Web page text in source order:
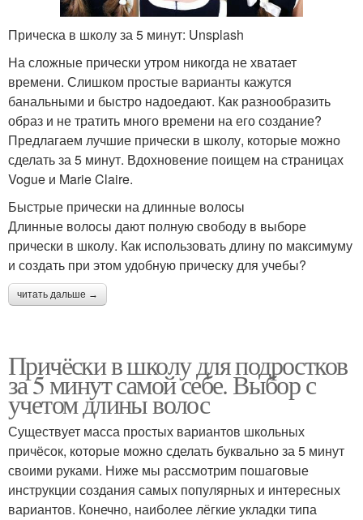
Прическа в школу за 5 минут: Unsplash
На сложные прически утром никогда не хватает
времени. Слишком простые варианты кажутся
банальными и быстро надоедают. Как разнообразить
образ и не тратить много времени на его создание?
Предлагаем лучшие прически в школу, которые можно
сделать за 5 минут. Вдохновение поищем на страницах
Vogue и Marie Claire.
Быстрые прически на длинные волосы
Длинные волосы дают полную свободу в выборе
прически в школу. Как использовать длину по максимуму
и создать при этом удобную прическу для учебы?
читать дальше →
Причёски в школу для подростков
за 5 минут самой себе. Выбор с
учетом длины волос
Существует масса простых вариантов школьных
причёсок, которые можно сделать буквально за 5 минут
своими руками. Ниже мы рассмотрим пошаговые
инструкции создания самых популярных и интересных
вариантов. Конечно, наиболее лёгкие укладки типа